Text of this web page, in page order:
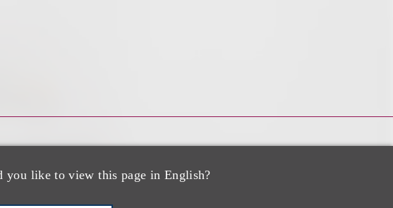
you like to view this page in English?